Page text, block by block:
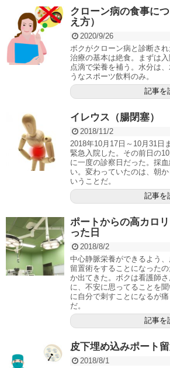
クローン病の食事に
え方）
2020/9/26
ボクがクローン病と診断さ
治療の基本は絶食。まずは
点滴で栄養を補う。水分は
うなスポーツ飲料のみ。
記事を
イレウス（腸閉塞）
2018/11/2
2018年10月17日～10月31日
緊急入院した。その前日の
に一度の診察日だった。採
い。変わっていたのは、朝
いうことだ。
記事を
ポートからの高カロ
った日
2018/8/2
中心静脈栄養ができるよう
留置術をすることになった
か出てきた。ボクは看護師
に、不安に思ってることを
に自分で刺すことになるが
だ。
記事を
皮下埋め込みポート
2018/8/1